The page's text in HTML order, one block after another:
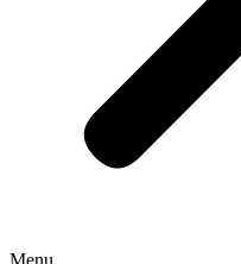
Menu